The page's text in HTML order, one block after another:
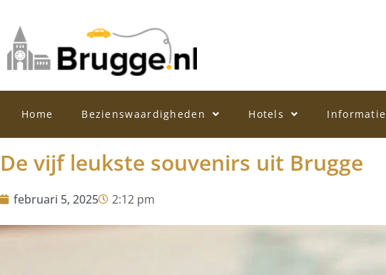
Home Bezienswaardigheden Hotels Informatie
De vijf leukste souvenirs uit Brugge
februari 5, 2025 2:12 pm